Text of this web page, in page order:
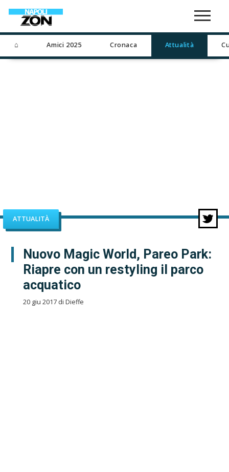
⌂ Amici 2025 Cronaca Attualità
ATTUALITÀ
Nuovo Magic World, Pareo Park:
Riapre con un restyling il parco
acquatico
20 giu 2017 di Dieffe